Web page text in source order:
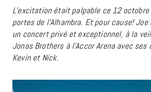
L’excitation était palpable ce 12
portes de l’Alhambra. Et pour cause!
un concert privé et exceptionnel, à la
Jonas Brothers à l’Accor Arena avec ses
Kevin et Nick.